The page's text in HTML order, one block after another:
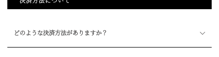
どのような決済方法がありますか？